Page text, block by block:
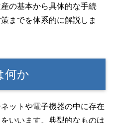
の基本から具体的な手続
までを体系的に解説しま
何か
ットや電子機器の中に存在
いいます。典型的なものは